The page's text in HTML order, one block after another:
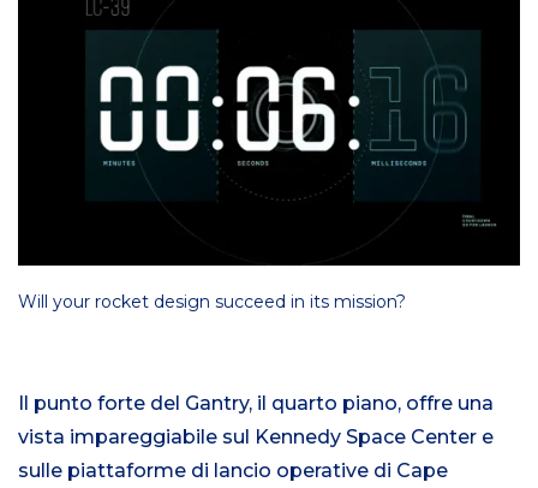
Will your rocket design succeed in its mission?
Il punto forte del Gantry, il quarto piano, offre una
vista impareggiabile sul Kennedy Space Center e
sulle piattaforme di lancio operative di Cape